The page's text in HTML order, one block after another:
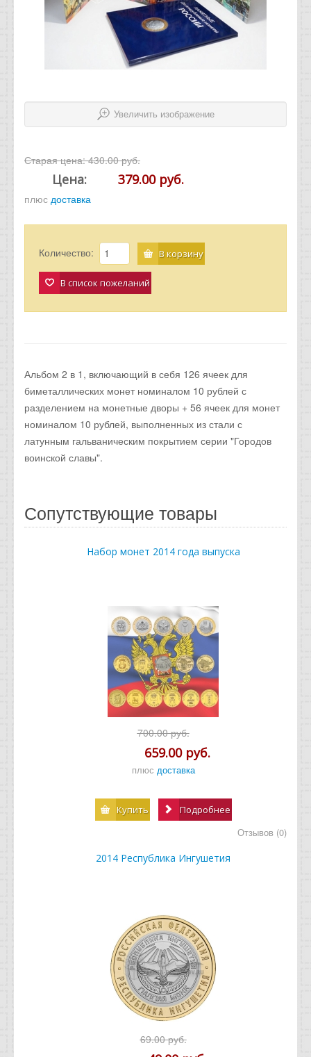
Увеличить изображение
Старая цена:430.00 руб.
Цена: 379.00 руб.
плюс доставка
Количество: В корзину
В список пожеланий
Альбом 2 в 1, включающий в себя 126 ячеек для
биметаллических монет номиналом 10 рублей с
разделением на монетные дворы + 56 ячеек для монет
номиналом 10 рублей, выполненных из стали с
латунным гальваническим покрытием серии "Городов
воинской славы".
Сопутствующие товары
Набор монет 2014 года выпуска
700.00 руб.
659.00 руб.
плюс доставка
Купить Подробнее
Отзывов (0)
2014 Республика Ингушетия
69.00 руб.